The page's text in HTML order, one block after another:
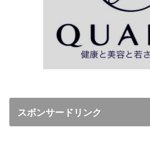
スボンサードリンク